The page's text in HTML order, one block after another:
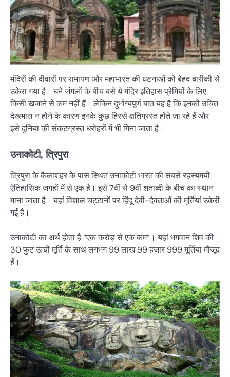
मंदिरों की दीवारों पर रामायण और महाभारत की घटनाओं को बेहद बारीकी से
उकेरा गया है। घने जंगलों के बीच बसे ये मंदिर इतिहास प्रेमियों के लिए
किसी खजाने से कम नहीं हैं। लेकिन दुर्भाग्यपूर्ण बात यह है कि इनकी उचित
देखभाल न होने के कारण इनके कुछ हिस्से क्षतिग्रस्त होते जा रहे हैं और
इसे दुनिया की संकटग्रस्त धरोहरों में भी गिना जाता है।
उनाकोटी, त्रिपुरा
त्रिपुरा के कैलाशहर के पास स्थित उनाकोटी भारत की सबसे रहस्यमयी
ऐतिहासिक जगहों में से एक है। इसे 7वीं से 9वीं शताब्दी के बीच का स्थान
माना जाता है। यहां विशाल चट्टानों पर हिंदू देवी-देवताओं की मूर्तियां उकेरी
गई हैं।
उनाकोटी का अर्थ होता है “एक करोड़ से एक कम”। यहां भगवान शिव की
30 फुट ऊंची मूर्ति के साथ लगभग 99 लाख 99 हजार 999 मूर्तियां मौजूद
हैं।